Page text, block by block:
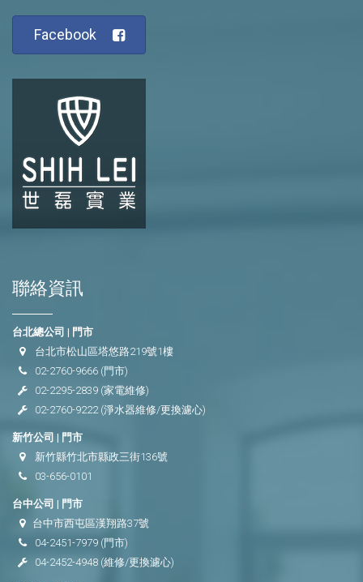
Facebook
聯絡資訊
台北總公司 | 門市
台北市松山區塔悠路219號1樓
02-2760-9666 (門市)
02-2295-2839 (家電維修)
02-2760-9222(淨水器維修/更換濾心)
新竹公司 | 門市
新竹縣竹北市縣政三街136號
03-656-0101
台中公司 | 門市
台中市西屯區漢翔路37號
04-2451-7979 (門市)
04-2452-4948 (維修/更換濾心)